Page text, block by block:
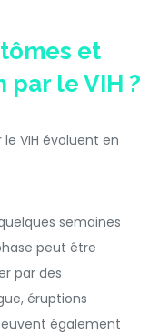
et
par le VIH ?
VIH évoluent en
semaines
peut être
par des
éruptions
également